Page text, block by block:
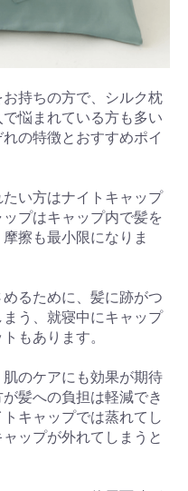
持ちの方で、シルク枕
悩まれている方も多い
の特徴とおすすめポイ
い方はナイトキャップ
プはキャップ内で髪を
擦も最小限になりま
るために、髪に跡がつ
う、就寝中にキャップ
もあります。
のケアにも効果が期待
髪への負担は軽減でき
キャップでは蒸れてし
ップが外れてしまうと